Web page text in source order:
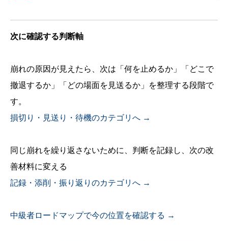
次に確認する判断軸
崩れの原因が見えたら、次は「何を止めるか」「どこで
撤退するか」「どの場面を見送るか」を整理する段階で
す。
損切り・見送り・待機のカテゴリへ →
同じ崩れを繰り返さないために、判断を記録し、次の改
善材料に変える
記録・添削・振り返りのカテゴリへ →
中級者ロードマップで今の位置を確認する →